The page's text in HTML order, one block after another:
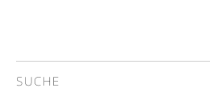
SUCHE